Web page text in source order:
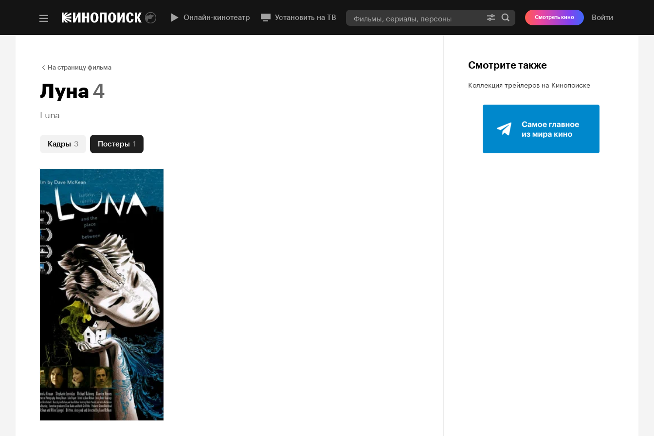
Онлайн-кинотеатр Установить на ТВ Смотреть кино Войти
На страницу фильма
Луна4
Luna
Кадры 3 Постеры 1
Смотрите также
Коллекция трейлеров на Кинопоиске